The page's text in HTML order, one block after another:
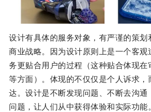
设计有具体的服务对象，有严谨的策划
商业战略。因为设计原则上是一个客观
务更贴合用户的过程（这种贴合体现在
等方面）。体现的不仅仅是个人诉求，
达。设计是不断发现问题、不断去沟通
问题，让人们从中获得体验和实际功能